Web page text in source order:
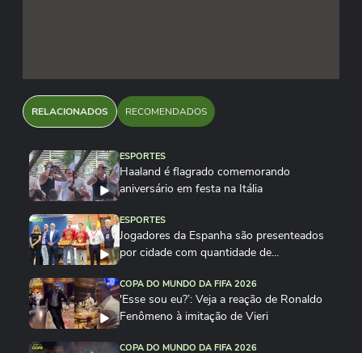
RELACIONADOS RECOMENDADOS
ESPORTES
Haaland é flagrado comemorando
aniversário em festa na Itália
ESPORTES
Jogadores da Espanha são presenteados
por cidade com quantidade de...
COPA DO MUNDO DA FIFA 2026
'Esse sou eu?’: Veja a reação de Ronaldo
Fenômeno à imitação de Vieri
COPA DO MUNDO DA FIFA 2026